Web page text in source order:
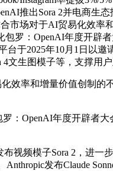
推出Sora 2并电商生态
市场对于AI贸易化效率
罗：OpenAI年度开辟
台于2025年10月1日以
文生图模子等，支撑用
率和增量价值创制的
OpenAI年度开辟者大
频模子Sora 2，进一
发布Claude